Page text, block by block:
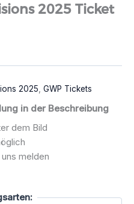
2025 Ticket
2025 GWP Tickets
in der Beschreibung
dem Bild
melden